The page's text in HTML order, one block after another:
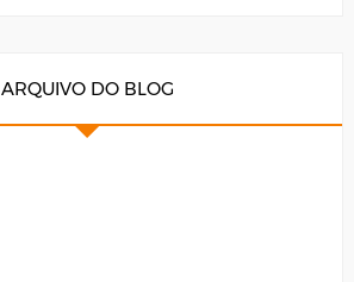
ARQUIVO DO BLOG